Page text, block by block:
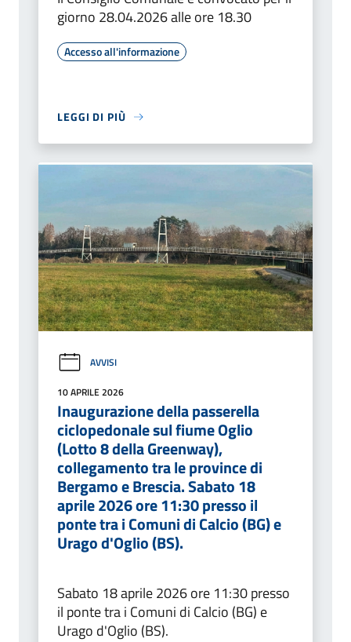
giorno 28.04.2026 alle ore 18.30
Accesso all'informazione
LEGGI DI PIÙ
AVVISI
10 APRILE 2026
Inaugurazione della passerella
ciclopedonale sul fiume Oglio
(Lotto 8 della Greenway),
collegamento tra le province di
Bergamo e Brescia. Sabato 18
aprile 2026 ore 11:30 presso il
ponte tra i Comuni di Calcio (BG) e
Urago d'Oglio (BS).
Sabato 18 aprile 2026 ore 11:30 presso
il ponte tra i Comuni di Calcio (BG) e
Urago d'Oglio (BS).